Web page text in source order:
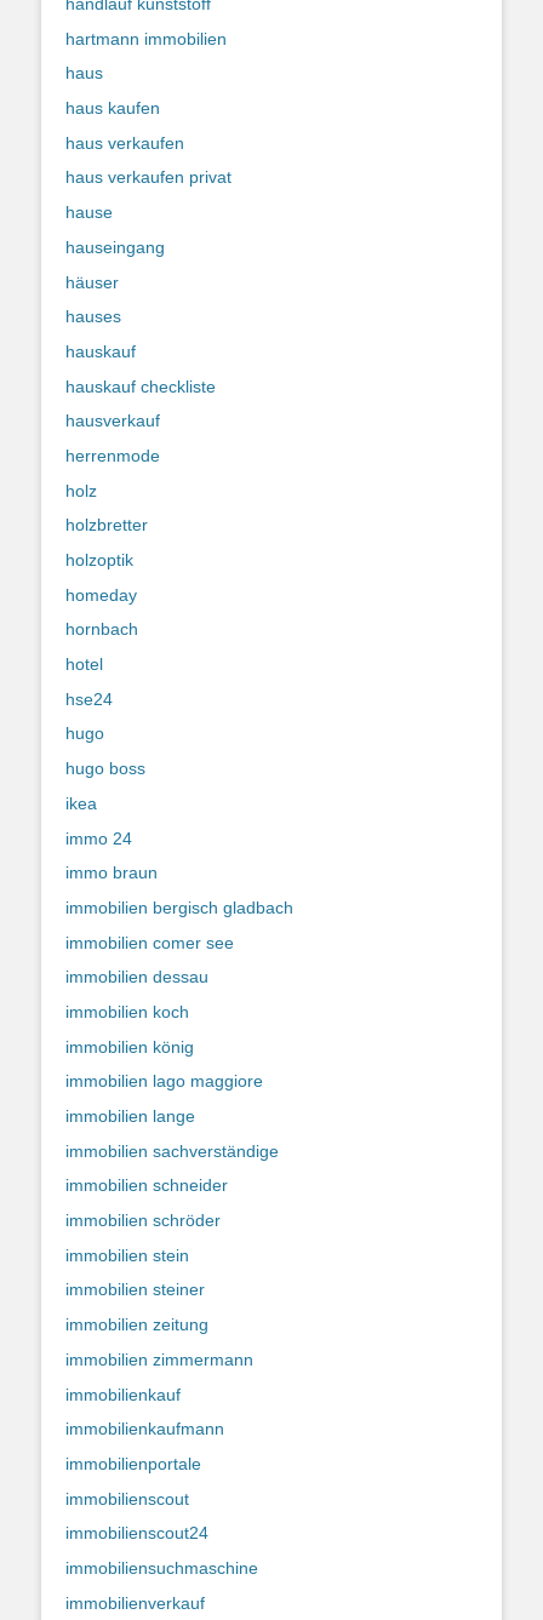
hartmann immobilien
haus
haus kaufen
haus verkaufen
haus verkaufen privat
hause
hauseingang
häuser
hauses
hauskauf
hauskauf checkliste
hausverkauf
herrenmode
holz
holzbretter
holzoptik
homeday
hornbach
hotel
hse24
hugo
hugo boss
ikea
immo 24
immo braun
immobilien bergisch gladbach
immobilien comer see
immobilien dessau
immobilien koch
immobilien könig
immobilien lago maggiore
immobilien lange
immobilien sachverständige
immobilien schneider
immobilien schröder
immobilien stein
immobilien steiner
immobilien zeitung
immobilien zimmermann
immobilienkauf
immobilienkaufmann
immobilienportale
immobilienscout
immobilienscout24
immobiliensuchmaschine
immobilienverkauf